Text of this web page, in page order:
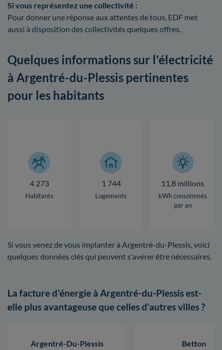
Si vous représentez une collectivité :
Pour donner une réponse aux attentes de tous, EDF met
aussi à disposition des collectivités quelques offres.
Quelques informations sur l'électricité
à Argentré-du-Plessis pertinentes
pour les habitants
4 273
Habitants
1 744
Logements
11,8 millions
kWh consommés
par an
Si vous venez de vous implanter à Argentré-du-Plessis, voici
quelques données clés qui peuvent s'avérer être nécessaires.
La facture d'énergie à Argentré-du-Plessis est-
elle plus avantageuse que celles d'autres villes ?
Argentré-Du-Plessis
Betton